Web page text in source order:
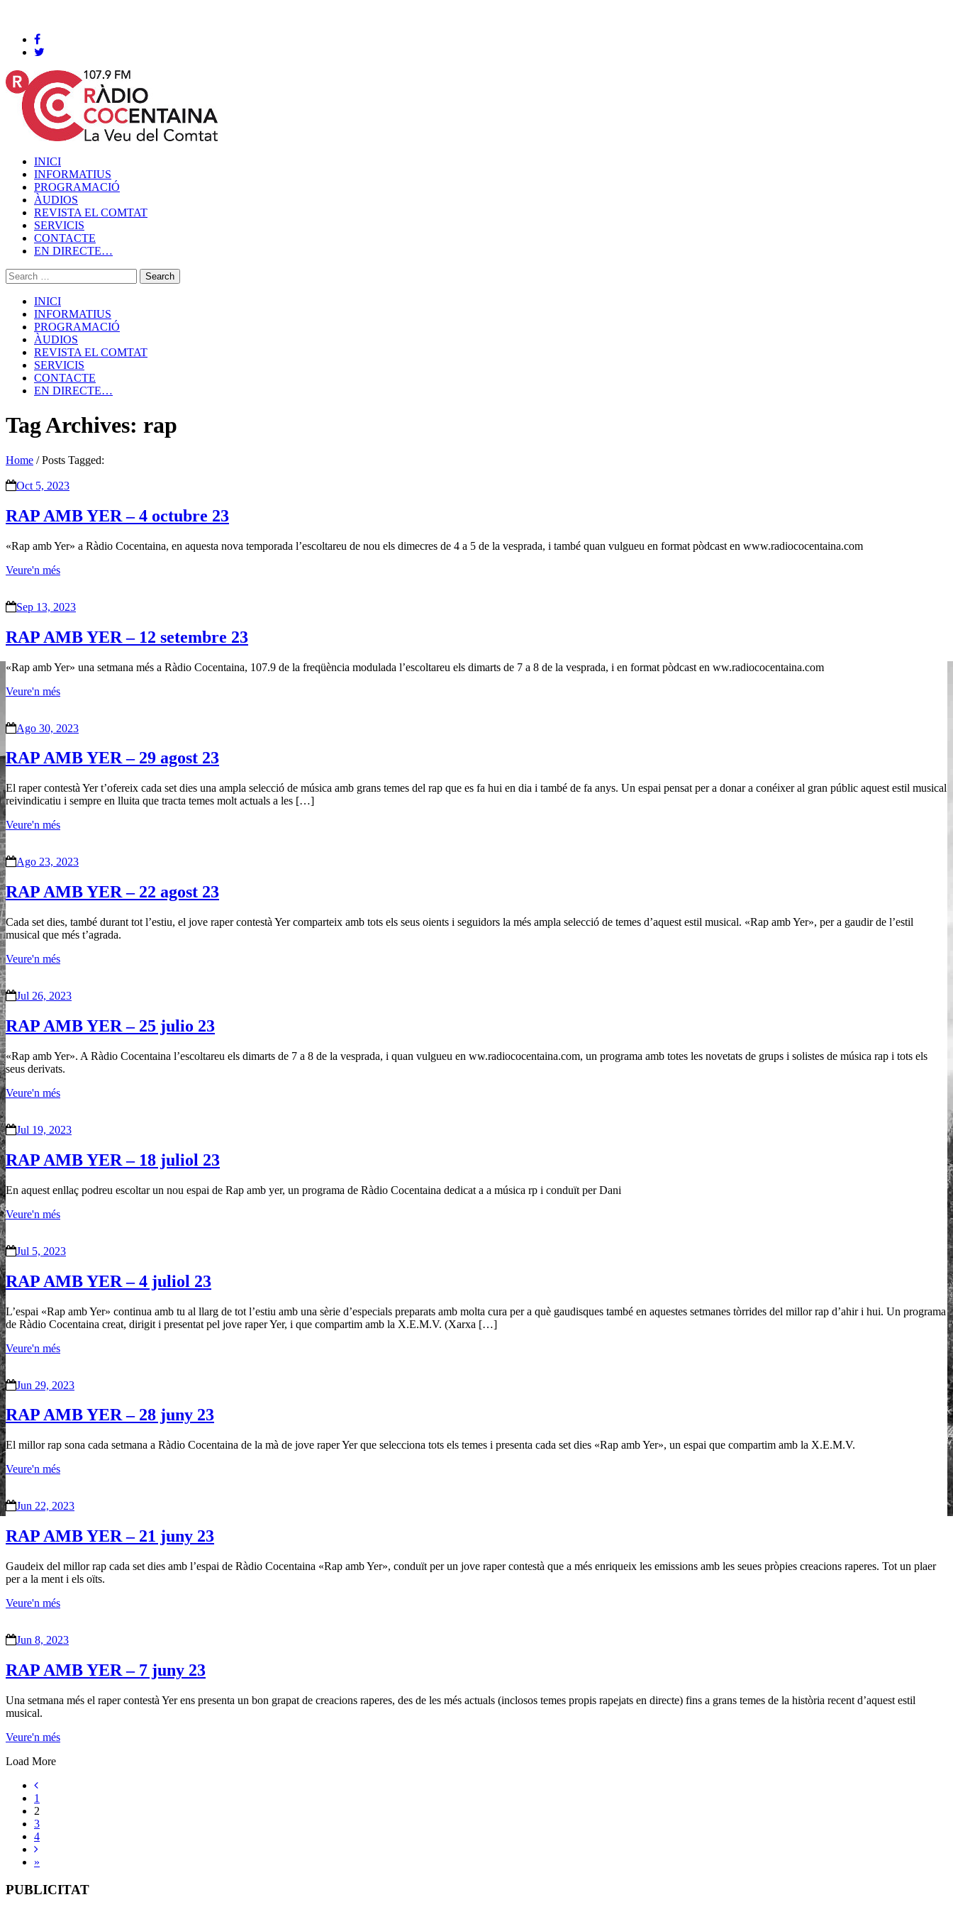
INICI
INFORMATIUS
PROGRAMACIÓ
ÀUDIOS
REVISTA EL COMTAT
SERVICIS
CONTACTE
EN DIRECTE…
INICI
INFORMATIUS
PROGRAMACIÓ
ÀUDIOS
REVISTA EL COMTAT
SERVICIS
CONTACTE
EN DIRECTE…
Tag Archives: rap
Home /Posts Tagged:
Oct 5, 2023
RAP AMB YER – 4 octubre 23
«Rap amb Yer» a Ràdio Cocentaina, en aquesta nova temporada l’escoltareu de nou els dimecres de 4 a 5 de la vesprada, i també quan vulgueu en format pòdcast en www.radiococentaina.com
Veure'n més
Sep 13, 2023
RAP AMB YER – 12 setembre 23
«Rap amb Yer» una setmana més a Ràdio Cocentaina, 107.9 de la freqüència modulada l’escoltareu els dimarts de 7 a 8 de la vesprada, i en format pòdcast en ww.radiococentaina.com
Veure'n més
Ago 30, 2023
RAP AMB YER – 29 agost 23
El raper contestà Yer t’ofereix cada set dies una ampla selecció de música amb grans temes del rap que es fa hui en dia i també de fa anys. Un espai pensat per a donar a conéixer al gran públic aquest estil musical
reivindicatiu i sempre en lluita que tracta temes molt actuals a les […]
Veure'n més
Ago 23, 2023
RAP AMB YER – 22 agost 23
Cada set dies, també durant tot l’estiu, el jove raper contestà Yer comparteix amb tots els seus oients i seguidors la més ampla selecció de temes d’aquest estil musical. «Rap amb Yer», per a gaudir de l’estil
musical que més t’agrada.
Veure'n més
Jul 26, 2023
RAP AMB YER – 25 julio 23
«Rap amb Yer». A Ràdio Cocentaina l’escoltareu els dimarts de 7 a 8 de la vesprada, i quan vulgueu en ww.radiococentaina.com, un programa amb totes les novetats de grups i solistes de música rap i tots els
seus derivats.
Veure'n més
Jul 19, 2023
RAP AMB YER – 18 juliol 23
En aquest enllaç podreu escoltar un nou espai de Rap amb yer, un programa de Ràdio Cocentaina dedicat a a música rp i conduït per Dani
Veure'n més
Jul 5, 2023
RAP AMB YER – 4 juliol 23
L’espai «Rap amb Yer» continua amb tu al llarg de tot l’estiu amb una sèrie d’especials preparats amb molta cura per a què gaudisques també en aquestes setmanes tòrrides del millor rap d’ahir i hui. Un programa
de Ràdio Cocentaina creat, dirigit i presentat pel jove raper Yer, i que compartim amb la X.E.M.V. (Xarxa […]
Veure'n més
Jun 29, 2023
RAP AMB YER – 28 juny 23
El millor rap sona cada setmana a Ràdio Cocentaina de la mà de jove raper Yer que selecciona tots els temes i presenta cada set dies «Rap amb Yer», un espai que compartim amb la X.E.M.V.
Veure'n més
Jun 22, 2023
RAP AMB YER – 21 juny 23
Gaudeix del millor rap cada set dies amb l’espai de Ràdio Cocentaina «Rap amb Yer», conduït per un jove raper contestà que a més enriqueix les emissions amb les seues pròpies creacions raperes. Tot un plaer
per a la ment i els oïts.
Veure'n més
Jun 8, 2023
RAP AMB YER – 7 juny 23
Una setmana més el raper contestà Yer ens presenta un bon grapat de creacions raperes, des de les més actuals (inclosos temes propis rapejats en directe) fins a grans temes de la història recent d’aquest estil
musical.
Veure'n més
Load More
1
2
3
4
»
PUBLICITAT